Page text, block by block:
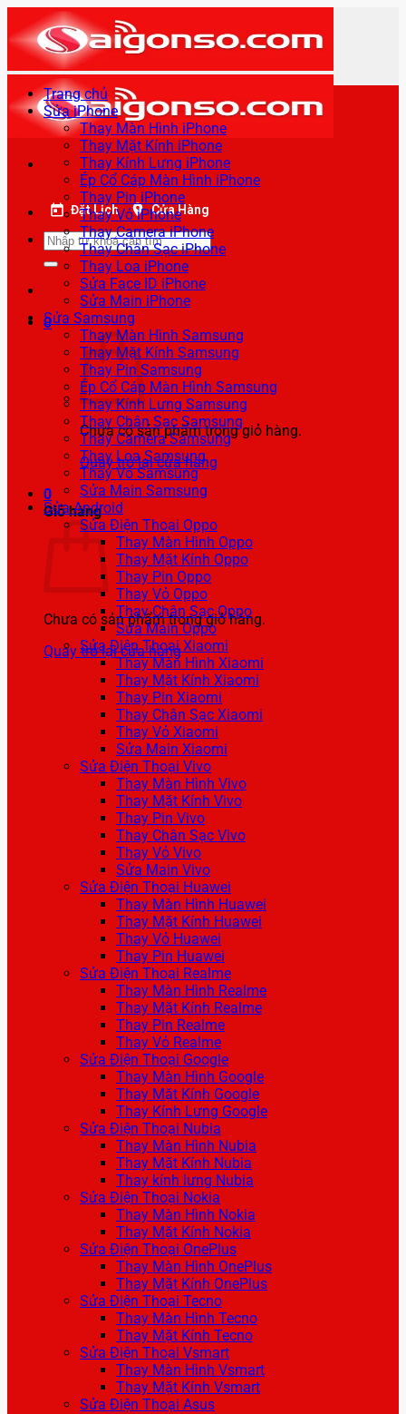
qua
nội
dung
Đặt Lịch Cửa Hàng
Tìm
kiếm:
0
Chưa có sản phẩm trong giỏ hàng.
Quay trở lại cửa hàng
0
Giỏ hàng
Chưa có sản phẩm trong giỏ hàng.
Quay trở lại cửa hàng
Trang chủ
Sửa iPhone
Thay Màn Hình iPhone
Thay Mặt Kính iPhone
Thay Kính Lưng iPhone
Ép Cổ Cáp Màn Hình iPhone
Thay Pin iPhone
Thay Vỏ iPhone
Thay Camera iPhone
Thay Chân Sạc iPhone
Thay Loa iPhone
Sửa Face ID iPhone
Sửa Main iPhone
Sửa Samsung
Thay Màn Hình Samsung
Thay Mặt Kính Samsung
Thay Pin Samsung
Ép Cổ Cáp Màn Hình Samsung
Thay Kính Lưng Samsung
Thay Chân Sạc Samsung
Thay Camera Samsung
Thay Loa Samsung
Thay Vỏ Samsung
Sửa Main Samsung
Sửa Android
Sửa Điện Thoại Oppo
Thay Màn Hình Oppo
Thay Mặt Kính Oppo
Thay Pin Oppo
Thay Vỏ Oppo
Thay Chân Sạc Oppo
Sửa Main Oppo
Sửa Điện Thoại Xiaomi
Thay Màn Hình Xiaomi
Thay Mặt Kính Xiaomi
Thay Pin Xiaomi
Thay Chân Sạc Xiaomi
Thay Vỏ Xiaomi
Sửa Main Xiaomi
Sửa Điện Thoại Vivo
Thay Màn Hình Vivo
Thay Mặt Kính Vivo
Thay Pin Vivo
Thay Chân Sạc Vivo
Thay Vỏ Vivo
Sửa Main Vivo
Sửa Điện Thoại Huawei
Thay Màn Hình Huawei
Thay Mặt Kính Huawei
Thay Vỏ Huawei
Thay Pin Huawei
Sửa Điện Thoại Realme
Thay Màn Hình Realme
Thay Mặt Kính Realme
Thay Pin Realme
Thay Vỏ Realme
Sửa Điện Thoại Google
Thay Màn Hình Google
Thay Mặt Kính Google
Thay Kính Lưng Google
Sửa Điện Thoại Nubia
Thay Màn Hình Nubia
Thay Mặt Kính Nubia
Thay kính lưng Nubia
Sửa Điện Thoại Nokia
Thay Màn Hình Nokia
Thay Mặt Kính Nokia
Sửa Điện Thoại OnePlus
Thay Màn Hình OnePlus
Thay Mặt Kính OnePlus
Sửa Điện Thoại Tecno
Thay Màn Hình Tecno
Thay Mặt Kính Tecno
Sửa Điện Thoại Vsmart
Thay Màn Hình Vsmart
Thay Mặt Kính Vsmart
Sửa Điện Thoại Asus